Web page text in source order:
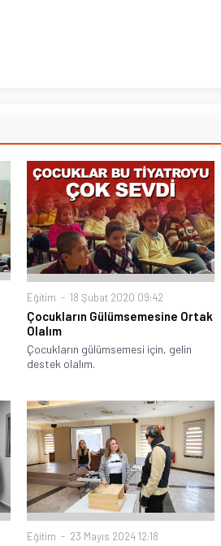
Eğitim 18 Şubat 2020 09:42
Çocukların Gülümsemesine Ortak
Olalım
Çocukların gülümsemesi için, gelin
destek olalım.
Eğitim 23 Mayıs 2024 12:18